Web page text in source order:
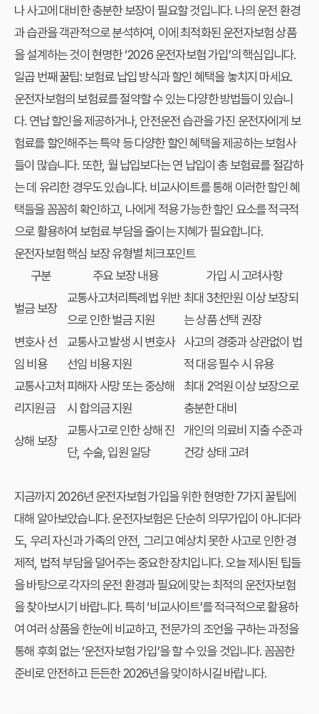
나 사고에 대비한 충분한 보장이 필요할 것입니다. 나의 운전 환경
과 습관을 객관적으로 분석하여, 이에 최적화된 운전자보험 상품
을 설계하는 것이 현명한 ‘2026 운전자보험 가입’의 핵심입니다.
일곱 번째 꿀팁: 보험료 납입 방식과 할인 혜택을 놓치지 마세요.
운전자보험의 보험료를 절약할 수 있는 다양한 방법들이 있습니
다. 연납 할인을 제공하거나, 안전운전 습관을 가진 운전자에게 보
험료를 할인해주는 특약 등 다양한 할인 혜택을 제공하는 보험사
들이 많습니다. 또한, 월 납입보다는 연 납입이 총 보험료를 절감하
는 데 유리한 경우도 있습니다. 비교사이트를 통해 이러한 할인 혜
택들을 꼼꼼히 확인하고, 나에게 적용 가능한 할인 요소를 적극적
으로 활용하여 보험료 부담을 줄이는 지혜가 필요합니다.
운전자보험 핵심 보장 유형별 체크포인트
구분
주요 보장 내용 가입 시 고려사항
벌금 보장
교통사고처리특례법 위반
으로 인한 벌금 지원
최대 3천만원 이상 보장되
는 상품 선택 권장
변호사 선
임 비용
교통사고 발생 시 변호사
선임 비용 지원
사고의 경중과 상관없이 법
적 대응 필수 시 유용
교통사고처
리지원금
피해자 사망 또는 중상해
시 합의금 지원
최대 2억원 이상 보장으로
충분한 대비
상해 보장
교통사고로 인한 상해 진
단, 수술, 입원 일당
개인의 의료비 지출 수준과
건강 상태 고려
지금까지 2026년 운전자보험 가입을 위한 현명한 7가지 꿀팁에
대해 알아보았습니다. 운전자보험은 단순히 의무가입이 아니더라
도, 우리 자신과 가족의 안전, 그리고 예상치 못한 사고로 인한 경
제적, 법적 부담을 덜어주는 중요한 장치입니다. 오늘 제시된 팁들
을 바탕으로 각자의 운전 환경과 필요에 맞는 최적의 운전자보험
을 찾아보시기 바랍니다. 특히 ‘비교사이트’를 적극적으로 활용하
여 여러 상품을 한눈에 비교하고, 전문가의 조언을 구하는 과정을
통해 후회 없는 ‘운전자보험 가입’을 할 수 있을 것입니다. 꼼꼼한
준비로 안전하고 든든한 2026년을 맞이하시길 바랍니다.